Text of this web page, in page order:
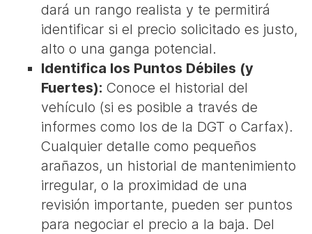
dará un rango realista y te permitirá
identificar si el precio solicitado es justo,
alto o una ganga potencial.
Identifica los Puntos Débiles (y
Fuertes): Conoce el historial del
vehículo (si es posible a través de
informes como los de la DGT o Carfax).
Cualquier detalle como pequeños
arañazos, un historial de mantenimiento
irregular, o la proximidad de una
revisión importante, pueden ser puntos
para negociar el precio a la baja. Del